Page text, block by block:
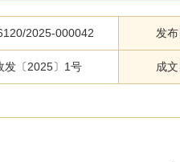
2025-000042 发
发〔2025〕1号 成